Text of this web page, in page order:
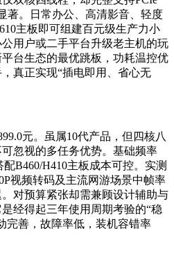
著。日常办公、高清影音、轻度
主板即可组建百元级生产力小
用户或二手平台升级老主机的玩
台生态的最优跳板，功耗温控优
真正实现“插电即用、省心无
元。虽属10代产品，但四核八
忽视的多任务优势。基础频率
B460/H410主板成本可控。实测
视频转码及主流网游场景中帧率
对预算紧张却需兼顾设计辅助与
经得起三年使用周期考验的“稳
完善，故障率低，装机容错率